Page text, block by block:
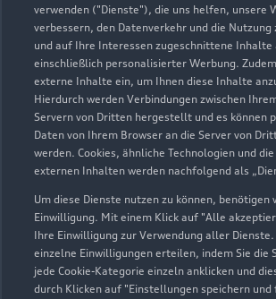
verwenden ("Dienste"), die uns helfen, unsere
verbessern, den Datenverkehr und die Nutzung
und auf Ihre Interessen zugeschnittene Inhalte
einschließlich personalisierter Werbung.
externe Inhalte ein, um Ihnen diese Inhalte
Hierdurch werden Verbindungen zwischen
Servern von Dritten hergestellt und es können
Daten von Ihrem Browser an die Server von
werden. Cookies, ähnliche Technologien und
externen Inhalten werden nachfolgend als
Um diese Dienste nutzen zu können, benötigen
Einwilligung. Mit einem Klick auf "Alle
Ihre Einwilligung zur Verwendung aller Dienste.
einzelne Einwilligungen erteilen, indem Sie die
jede Cookie-Kategorie einzeln anklicken und
durch Klicken auf "Einstellungen speichern
Audi
Sommer